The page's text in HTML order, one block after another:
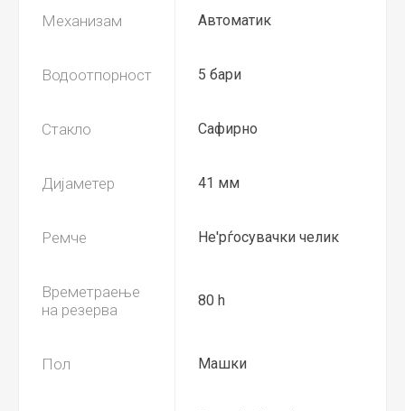
Механизам Автоматик
Водоотпорност 5 бари
Стакло Сафирно
Дијаметер 41 мм
Ремче Не'рѓосувачки челик
Времетраење
на резерва
80 h
Пол Машки